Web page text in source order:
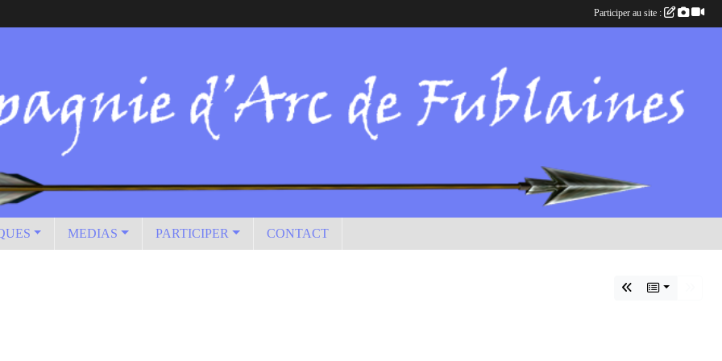
MEDIAS PARTICIPER CONTACT
Participer au site :